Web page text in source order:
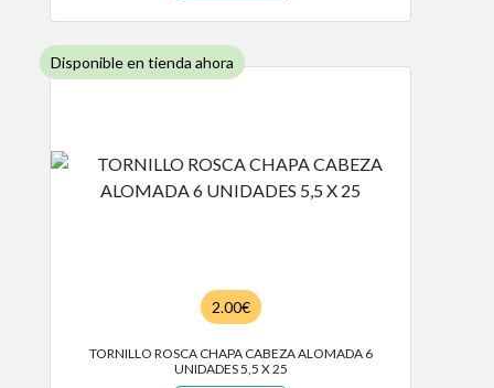
Disponible en tienda ahora
2.00€
TORNILLO ROSCA CHAPA CABEZA ALOMADA 6
UNIDADES 5,5 X 25